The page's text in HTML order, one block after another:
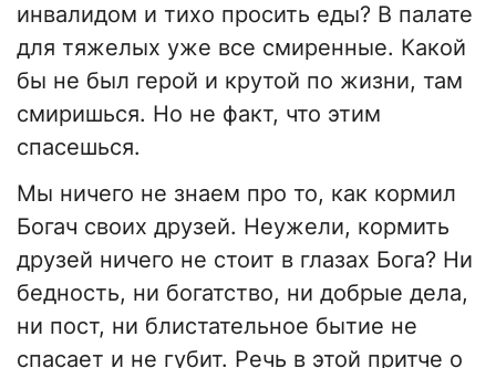
инвалидом и тихо просить еды? В палате
для тяжелых уже все смиренные. Какой
бы не был герой и крутой по жизни, там
смиришься. Но не факт, что этим
спасешься.
Мы ничего не знаем про то, как кормил
Богач своих друзей. Неужели, кормить
друзей ничего не стоит в глазах Бога? Ни
бедность, ни богатство, ни добрые дела,
ни пост, ни блистательное бытие не
спасает и не губит. Речь в этой притче о